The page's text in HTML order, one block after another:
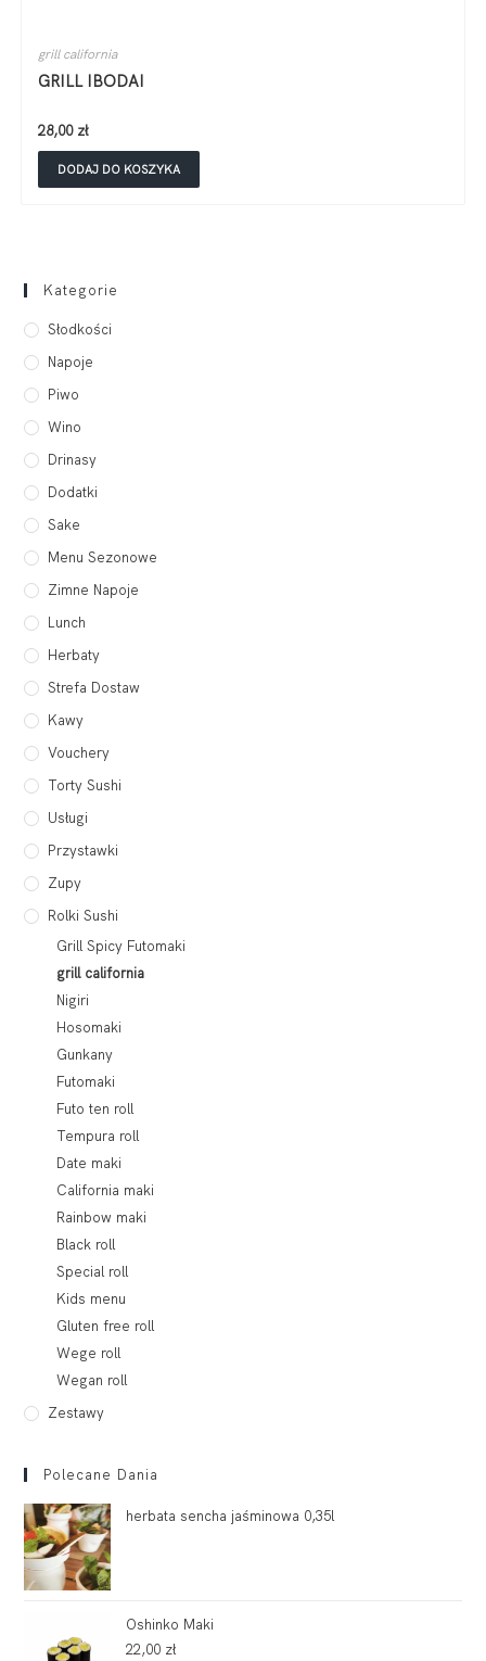
grill california
GRILL IBODAI
28,00 zł
DODAJ DO KOSZYKA
Kategorie
Słodkości
Napoje
Piwo
Wino
Drinasy
Dodatki
Sake
Menu Sezonowe
Zimne Napoje
Lunch
Herbaty
Strefa Dostaw
Kawy
Vouchery
Torty Sushi
Usługi
Przystawki
Zupy
Rolki Sushi
Grill Spicy Futomaki
grill california
Nigiri
Hosomaki
Gunkany
Futomaki
Futo ten roll
Tempura roll
Date maki
California maki
Rainbow maki
Black roll
Special roll
Kids menu
Gluten free roll
Wege roll
Wegan roll
Zestawy
Polecane Dania
herbata sencha jaśminowa 0,35l
Oshinko Maki
22,00 zł